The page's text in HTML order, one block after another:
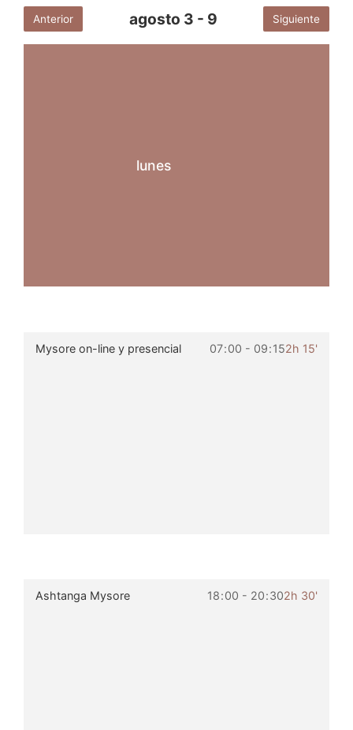
Anterior agosto 3 - 9 Siguiente
lunes
Mysore on-line y presencial 07:00 - 09:152h 15'
Ashtanga Mysore 18:00 - 20:302h 30'